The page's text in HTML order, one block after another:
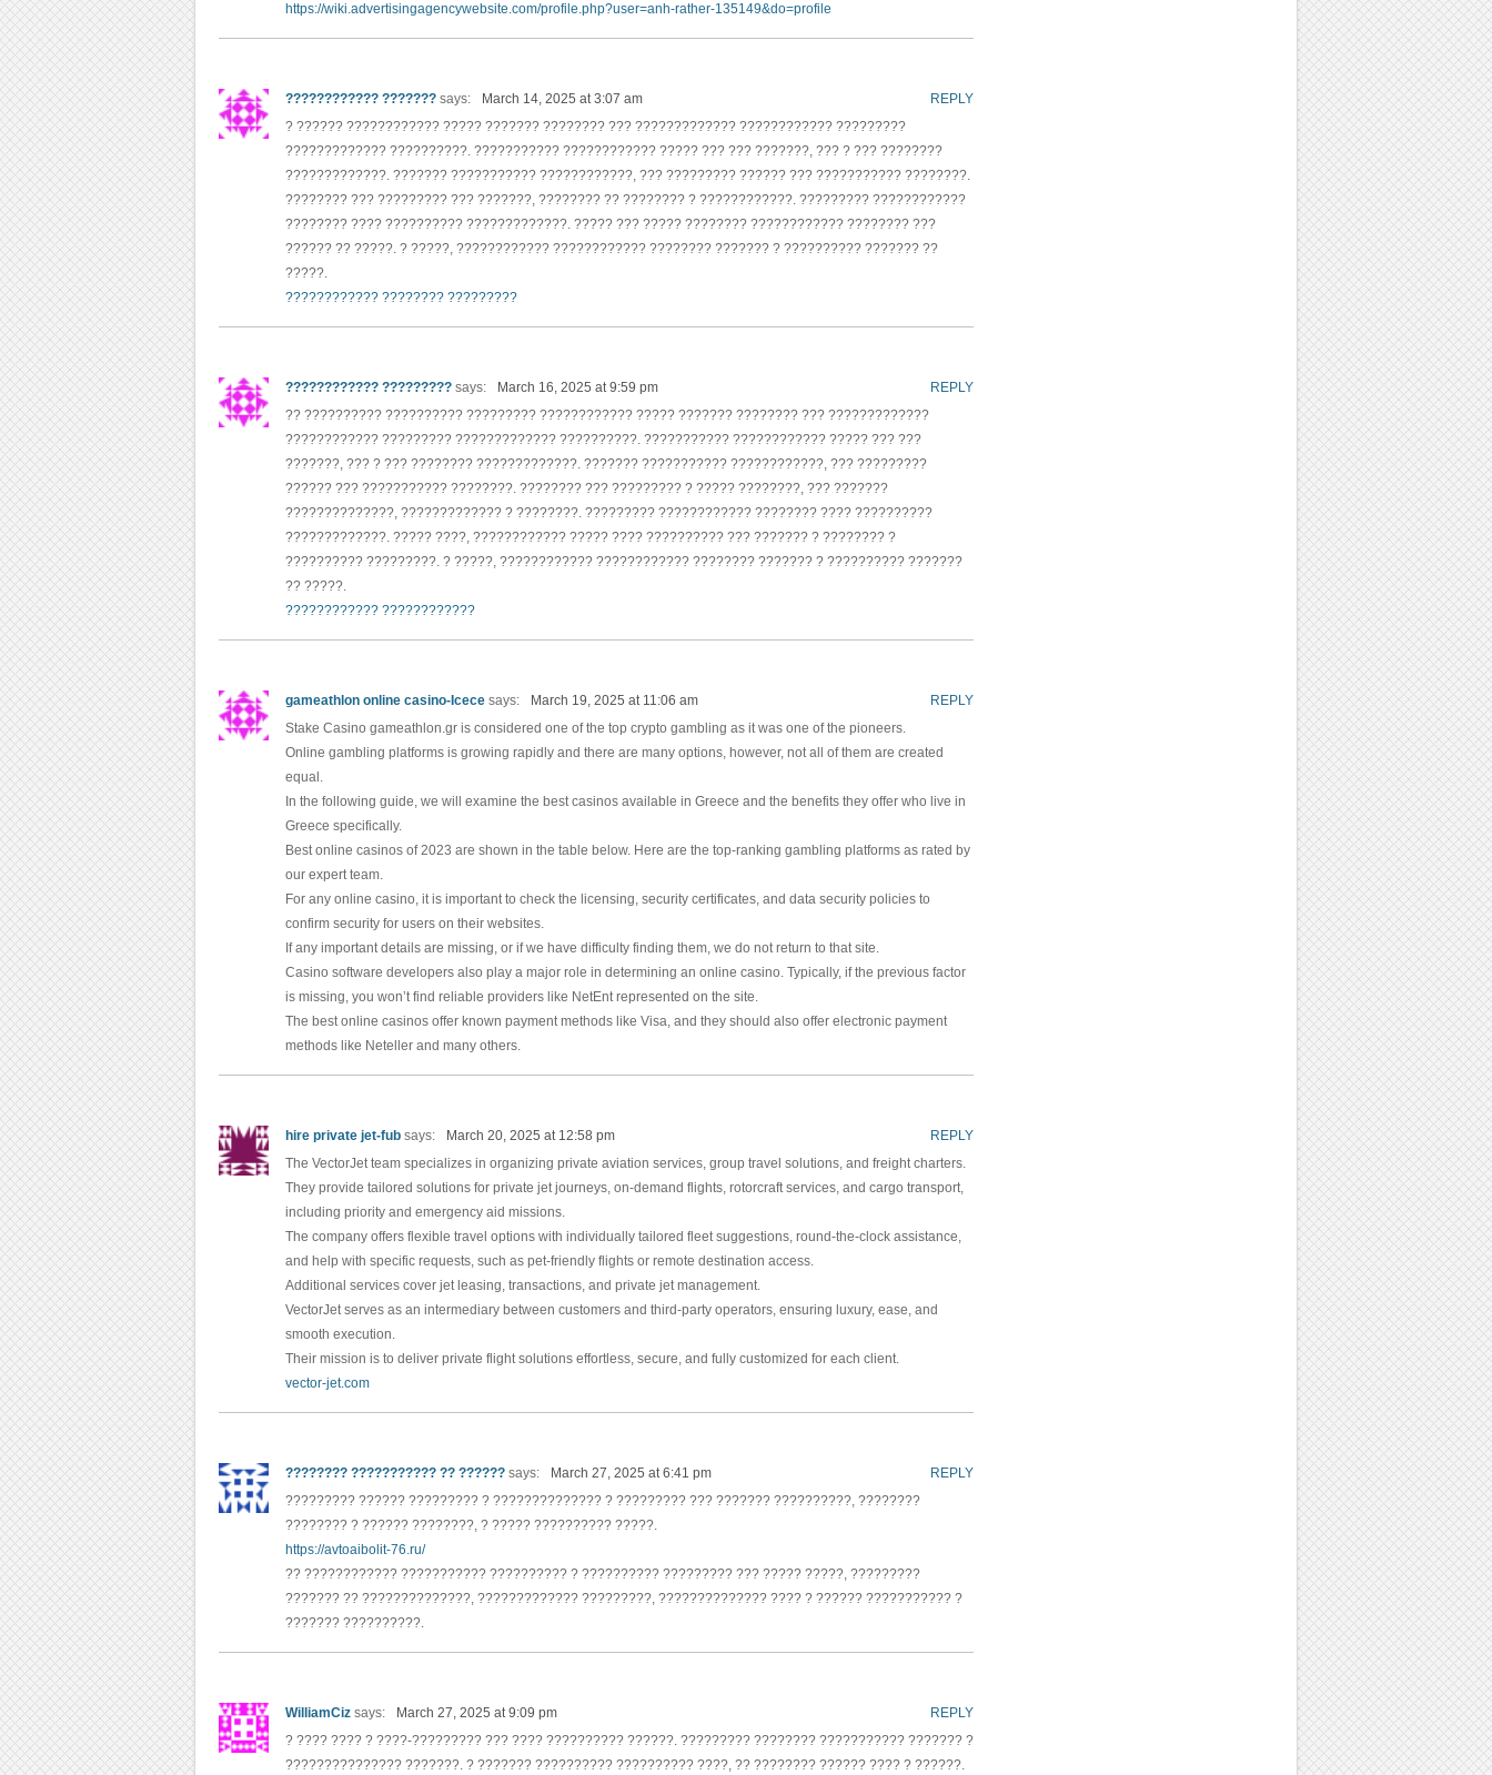
https://wiki.advertisingagencywebsite.com/profile.php?user=anh-rather-135149&do=profile
???????????? ??????? says:
March 14, 2025 at 3:07 am
? ?????? ???????????? ????? ??????? ???????? ??? ????????????? ???????????? ?????????
????????????? ??????????. ??????????? ???????????? ????? ??? ??? ???????, ??? ? ??? ????????
?????????????. ??????? ??????????? ????????????, ??? ????????? ?????? ??? ??????????? ????????.
???????? ??? ????????? ??? ???????, ???????? ?? ???????? ? ????????????. ????????? ????????????
???????? ???? ?????????? ?????????????. ????? ??? ????? ???????? ???????????? ???????? ???
?????? ?? ?????. ? ?????, ???????????? ???????????? ???????? ??????? ? ?????????? ??????? ??
?????.
???????????? ???????? ?????????
REPLY
???????????? ????????? says:
March 16, 2025 at 9:59 pm
?? ?????????? ?????????? ????????? ???????????? ????? ??????? ???????? ??? ?????????????
???????????? ????????? ????????????? ??????????. ??????????? ???????????? ????? ??? ???
???????, ??? ? ??? ???????? ?????????????. ??????? ??????????? ????????????, ??? ?????????
?????? ??? ??????????? ????????. ???????? ??? ????????? ? ????? ????????, ??? ???????
??????????????, ????????????? ? ????????. ????????? ???????????? ???????? ???? ??????????
?????????????. ????? ????, ???????????? ????? ???? ?????????? ??? ??????? ? ???????? ?
?????????? ?????????. ? ?????, ???????????? ???????????? ???????? ??????? ? ?????????? ???????
?? ?????.
???????????? ????????????
REPLY
gameathlon online casino-Icece says:
March 19, 2025 at 11:06 am
Stake Casino gameathlon.gr is considered one of the top crypto gambling as it was one of the pioneers.
Online gambling platforms is growing rapidly and there are many options, however, not all of them are created
equal.
In the following guide, we will examine the best casinos available in Greece and the benefits they offer who live in
Greece specifically.
Best online casinos of 2023 are shown in the table below. Here are the top-ranking gambling platforms as rated by
our expert team.
For any online casino, it is important to check the licensing, security certificates, and data security policies to
confirm security for users on their websites.
If any important details are missing, or if we have difficulty finding them, we do not return to that site.
Casino software developers also play a major role in determining an online casino. Typically, if the previous factor
is missing, you won’t find reliable providers like NetEnt represented on the site.
The best online casinos offer known payment methods like Visa, and they should also offer electronic payment
methods like Neteller and many others.
REPLY
hire private jet-fub says:
March 20, 2025 at 12:58 pm
The VectorJet team specializes in organizing private aviation services, group travel solutions, and freight charters.
They provide tailored solutions for private jet journeys, on-demand flights, rotorcraft services, and cargo transport,
including priority and emergency aid missions.
The company offers flexible travel options with individually tailored fleet suggestions, round-the-clock assistance,
and help with specific requests, such as pet-friendly flights or remote destination access.
Additional services cover jet leasing, transactions, and private jet management.
VectorJet serves as an intermediary between customers and third-party operators, ensuring luxury, ease, and
smooth execution.
Their mission is to deliver private flight solutions effortless, secure, and fully customized for each client.
vector-jet.com
REPLY
???????? ??????????? ?? ?????? says:
March 27, 2025 at 6:41 pm
????????? ?????? ????????? ? ?????????????? ? ????????? ??? ??????? ??????????, ????????
???????? ? ?????? ????????, ? ????? ?????????? ?????.
https://avtoaibolit-76.ru/
?? ???????????? ??????????? ?????????? ? ?????????? ????????? ??? ????? ?????, ?????????
??????? ?? ??????????????, ????????????? ?????????, ?????????????? ???? ? ?????? ??????????? ?
??????? ??????????.
REPLY
WilliamCiz says:
March 27, 2025 at 9:09 pm
? ???? ???? ? ????-????????? ??? ???? ?????????? ??????. ????????? ???????? ??????????? ??????? ?
??????????????? ???????. ? ??????? ?????????? ?????????? ????, ?? ???????? ?????? ???? ? ??????.
REPLY